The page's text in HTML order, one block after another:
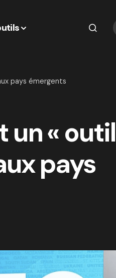
pays émergents
un « outil
pays